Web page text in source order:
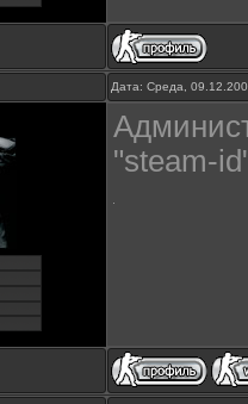
Дата: Среда,
"steam-